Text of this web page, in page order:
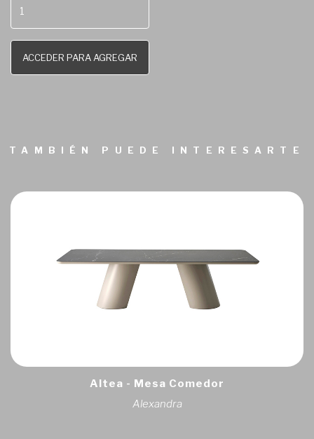
ACCEDER PARA AGREGAR
TAMBIÉN PUEDE INTERESARTE
Altea - Mesa Comedor
Alexandra